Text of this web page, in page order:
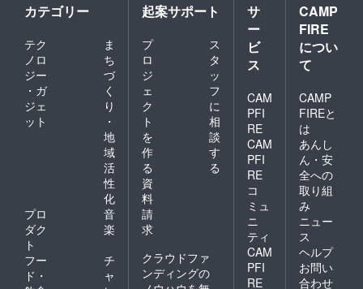
メージ
を補修
す。ア
ルガン
など5種
のボタ
ニカル
オイル
を配
合。髪
にうる
おいを
与えて
クセで
広がり
やすい
髪を柔
らかく
なめら
メント
オイル
80ml
セット
（送料
＜nicori
シャン
プー＞
カラー
リング
や乾燥
による
髪のダ
メージ
を補修
してう
るおい
え、年
齢の変
カテゴリー
テク
ノロ
ジー
・ガ
ジェ
ット
ま
ち
づ
く
り
・
地
域
活
性
化
プロ
ダク
ト
音
楽
フー
ド・
チ
ャ
起案サポート
プ
ロ
ジ
ェ
ク
ト
を
作
る
ス
タ
ッ
フ
に
相
談
す
る
資
料
請
求
クラウドファ
ンディングの
サ
ー
ビ
ス
CAM
PFI
RE
CAM
PFI
RE
コ
ミュ
ニ
ティ
CAM
PFI
RE
CAMP
FIRE
につい
て
CAMP
FIREと
は
あんし
ん・安
全への
取り組
み
ニュー
ス
ヘルプ
お問い
合わせ